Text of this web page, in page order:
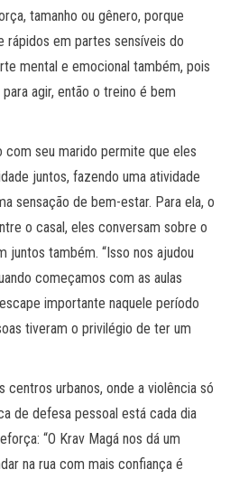
tamanho ou gênero, porque
rápidos em partes sensíveis do
mental e emocional também, pois
agir, então o treino é bem
com seu marido permite que eles
juntos, fazendo uma atividade
sensação de bem-estar. Para ela, o
o casal, eles conversam sobre o
juntos também. “Isso nos ajudou
começamos com as aulas
importante naquele período
tiveram o privilégio de ter um
centros urbanos, onde a violência só
de defesa pessoal está cada dia
“O Krav Magá nos dá um
na rua com mais confiança é